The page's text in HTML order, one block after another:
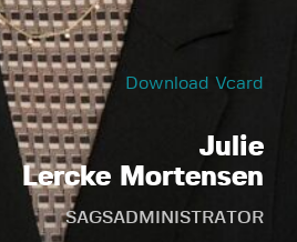
Download Vcard
Julie
Lercke Mortensen
SAGSADMINISTRATOR